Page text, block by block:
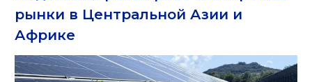
рынки в Центральной Азии и
Африке